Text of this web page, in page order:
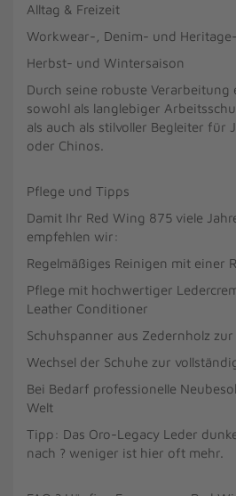
Alltag & Freizeit
Workwear-, Denim- und
Herbst- und Wintersaison
Durch seine robuste Verarbeitung
sowohl als langlebiger
als auch als stilvoller Begleiter für
oder Chinos.
Pflege und Tipps
Damit Ihr Red Wing 875 viele
empfehlen wir:
Regelmäßiges Reinigen mit einer
Pflege mit hochwertiger
Leather Conditioner
Schuhspanner aus Zedernholz
Wechsel der Schuhe zur
Bei Bedarf professionelle
Welt
Tipp: Das Oro-Legacy Leder
nach ? weniger ist hier oft mehr.